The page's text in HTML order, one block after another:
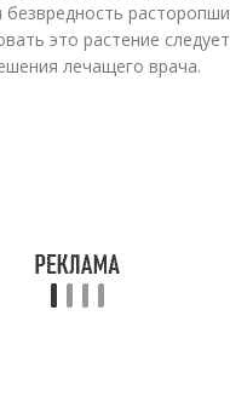
безвредность расторопши
это растение следует
лечащего врача.